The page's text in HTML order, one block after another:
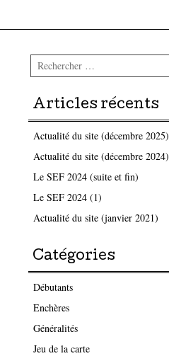
Rechercher
Articles récents
Actualité du site (décembre 2025)
Actualité du site (décembre 2024)
Le SEF 2024 (suite et fin)
Le SEF 2024 (1)
Actualité du site (janvier 2021)
Catégories
Débutants
Enchères
Généralités
Jeu de la carte